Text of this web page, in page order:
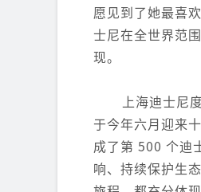
愿见到了她最喜
士尼在全世界范
现。
上海迪士尼
于今年六月迎来
成了第 500 个迪
响、持续保护生